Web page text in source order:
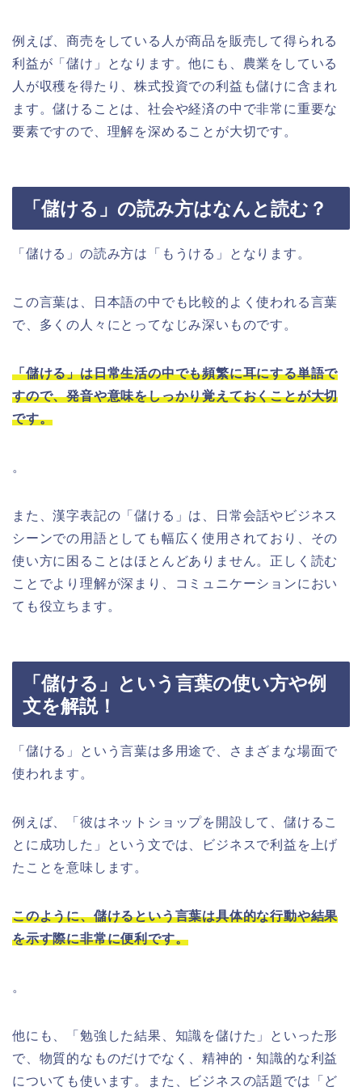
例えば、商売をしている人が商品を販売して得られる
利益が「儲け」となります。他にも、農業をしている
人が収穫を得たり、株式投資での利益も儲けに含まれ
ます。儲けることは、社会や経済の中で非常に重要な
要素ですので、理解を深めることが大切です。
「儲ける」の読み方はなんと読む？
「儲ける」の読み方は「もうける」となります。
この言葉は、日本語の中でも比較的よく使われる言葉
で、多くの人々にとってなじみ深いものです。
「儲ける」は日常生活の中でも頻繁に耳にする単語で
すので、発音や意味をしっかり覚えておくことが大切
です。
。
また、漢字表記の「儲ける」は、日常会話やビジネス
シーンでの用語としても幅広く使用されており、その
使い方に困ることはほとんどありません。正しく読む
ことでより理解が深まり、コミュニケーションにおい
ても役立ちます。
「儲ける」という言葉の使い方や例
文を解説！
「儲ける」という言葉は多用途で、さまざまな場面で
使われます。
例えば、「彼はネットショップを開設して、儲けるこ
とに成功した」という文では、ビジネスで利益を上げ
たことを意味します。
このように、儲けるという言葉は具体的な行動や結果
を示す際に非常に便利です。
。
他にも、「勉強した結果、知識を儲けた」といった形
で、物質的なものだけでなく、精神的・知識的な利益
についても使います。また、ビジネスの話題では「ど